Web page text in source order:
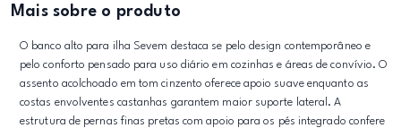
Mais sobre o produto
O banco alto para ilha Sevem destaca se pelo design contemporâneo e
pelo conforto pensado para uso diário em cozinhas e áreas de convívio. O
assento acolchoado em tom cinzento oferece apoio suave enquanto as
costas envolventes castanhas garantem maior suporte lateral. A
estrutura de pernas finas pretas com apoio para os pés integrado confere